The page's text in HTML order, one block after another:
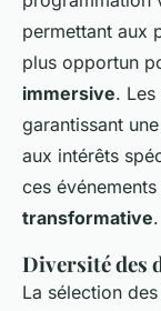
permettant aux
plus opportun
immersive.
garantissant
aux intérêts
ces
transformative.
Diversité des
La sélection